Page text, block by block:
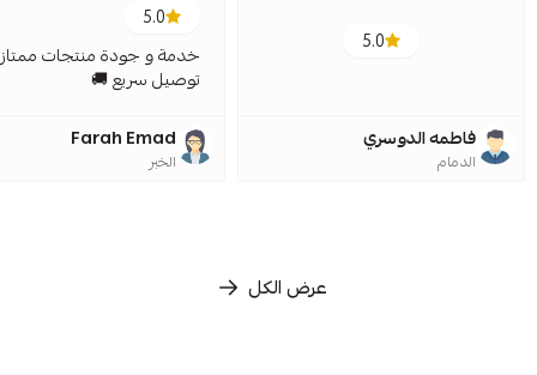
5.0
فاطمه الدوسري
الدمام
5.0
خدمة و جودة منتجات
توصيل سريع 🚚
Farah Emad
الخبر
عرض الكل